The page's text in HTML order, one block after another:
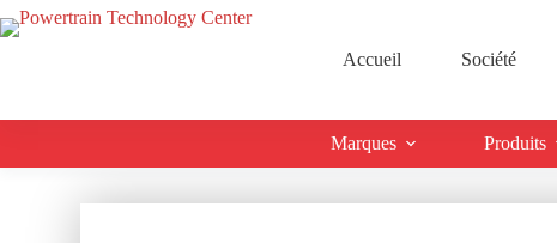
Accueil Société
Marques Produits